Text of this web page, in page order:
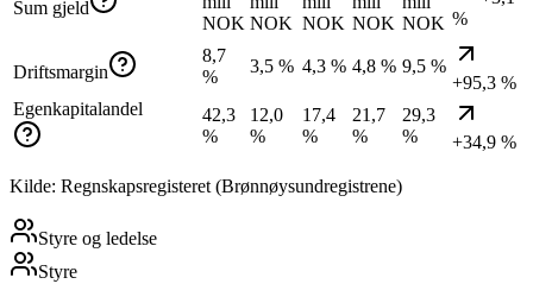
Sum gjeld
NOK NOK NOK NOK NOK %
Driftsmargin
8,7
%
3,5 % 4,3 % 4,8 % 9,5 %
+95,3 %
Egenkapitalandel
42,3
%
12,0
%
17,4
%
21,7
%
29,3
%
+34,9 %
Kilde: Regnskapsregisteret (Brønnøysundregistrene)
Styre og ledelse
Styre